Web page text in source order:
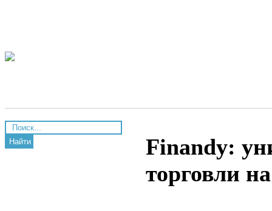
Найти
Finandy:
торговли